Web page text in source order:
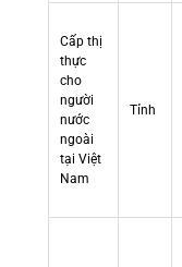
Cấp thị
thực
cho
người
nước
ngoài
tại Việt
Nam
Tỉnh